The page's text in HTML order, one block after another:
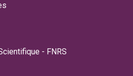
- FNRS